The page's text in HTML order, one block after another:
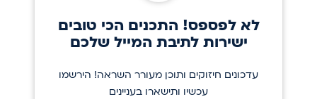
לא לפספס! התכנים הכי טובים
ישירות לתיבת המייל שלכם
עדכונים חיזוקים ותוכן מעורר השראה! הירשמו
עכשיו ותישארו בעניינים